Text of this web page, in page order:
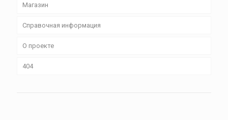
Магазин
Справочная информация
О проекте
404